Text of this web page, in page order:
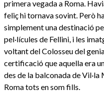
primera vegada a Roma.
feliç hi tornava sovint. Però
simplement una destinació
pel·lícules de Fellini, i les
voltant del Colosseu del
certificació que aquella era
des de la balconada de
Roma tots en som fills.